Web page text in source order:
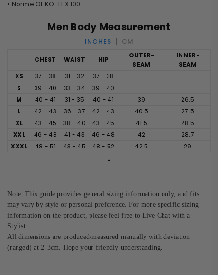
• Norme OEKO-TEX 100
Men Body Measurement
INCHES CM
CHEST WAIST HIP
OUTER-
SEAM
INNER-
SEAM
XS
37 - 38 31 - 32
37 - 38
S
39 - 40 33 - 34
39 - 40
M
40 - 41 31 - 35 40 - 41 39
26.5
L
42 - 43 36 - 37 42 - 43 40.5
27.5
XL
43 - 45 38 - 40 43 - 45 41.5
28.5
XXL
46 - 48 41 - 43 46 - 48 42
28.7
XXXL
48 - 51 43 - 45 48 - 52 42.5 29
-
Note: This guide provides general sizing information only, and fits
may vary by style or personal preference. For more specific sizing
information on the product, please feel free to Live Chat with a
Stylist.
All dimensions are produced/measured manually with deviation
(ranged) at 2-3cm. Hope your friendly understanding.